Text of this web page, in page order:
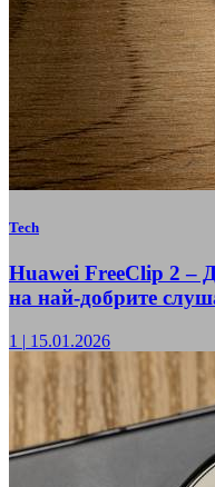
Tech
Huawei FreeClip 2 –
на най-добрите
1 | 15.01.2026